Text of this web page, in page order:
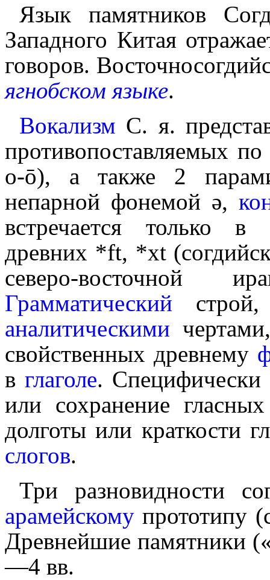
Язык памятников
Западного Китая
говоров.
ягнобском языке.
Вокализм С. я.
противопоставляемых по
o‑ō), а также 2
непарной фонемой ə,
встречается только в
древних *ft, *xt
северо-восточной
Грамматический
аналитическими
свойственных древнему
в глаголе. Специ­фи­че­ски
или сохра­не­ние
долготы или краткости
слогов.
Три разновидности
арамейскому прототипу
Древнейшие памятники
—4 вв.